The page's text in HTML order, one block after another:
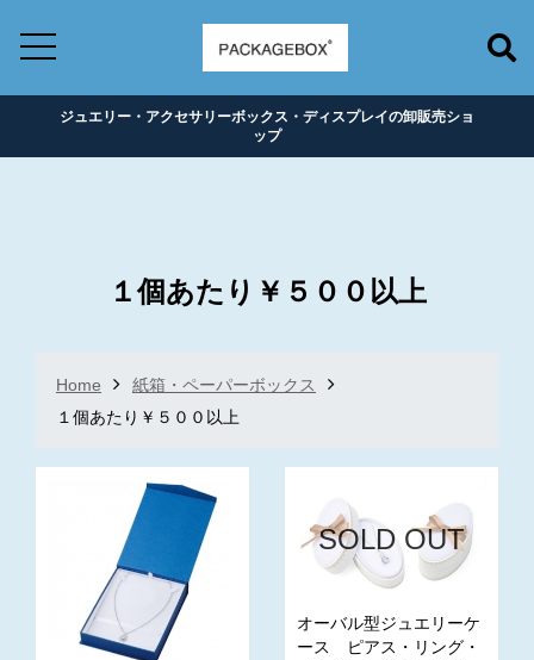
ジュエリー・アクセサリーボックス・ディスプレイの卸販売ショ
ップ
１個あたり￥５００以上
Home
紙箱・ペーパーボックス
１個あたり￥５００以上
SOLD OUT
オーバル型ジュエリーケ
ース ピアス・リング・